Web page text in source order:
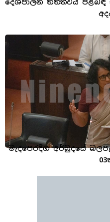
දේශපාලන තත්ත්වය පිළිබඳ
මැදපෙරදිග අර්බුදයේ